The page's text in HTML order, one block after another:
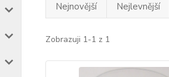
Nejnovější Nejlevnější
Zobrazuji 1-1 z 1